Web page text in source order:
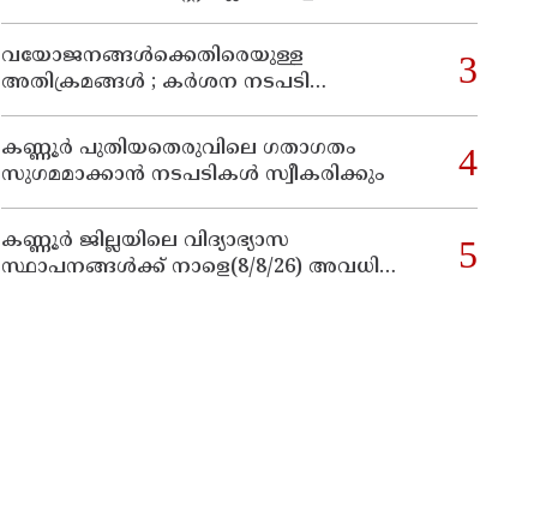
സമർപ്പിക്കും : ടി ഒ മോഹനൻ എം എൽ എ
വയോജനങ്ങൾക്കെതിരെയുള്ള
അതിക്രമങ്ങൾ ; കർശന നടപടി
സ്വീകരിക്കുമെന്ന് കമ്മീഷൻ
കണ്ണൂർ പുതിയതെരുവിലെ ഗതാഗതം
സുഗമമാക്കാന്‍ നടപടികള്‍ സ്വീകരിക്കും
കണ്ണൂർ ജില്ലയിലെ വിദ്യാഭ്യാസ
സ്ഥാപനങ്ങള്‍ക്ക് നാളെ(8/8/26) അവധി